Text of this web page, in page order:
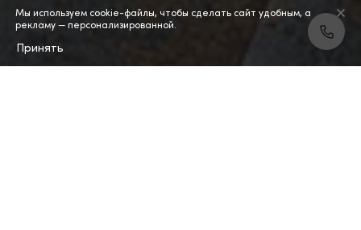
Мы используем cookie-файлы, чтобы сделать сайт удобным, а
рекламу — персонализированной.
Принять